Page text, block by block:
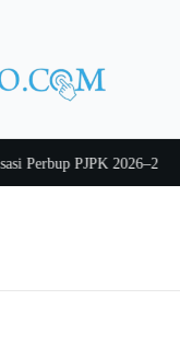
PJPK 2026–2030